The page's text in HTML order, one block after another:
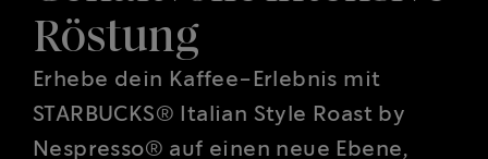
Röstung
Erhebe dein Kaffee-Erlebnis mit
STARBUCKS® Italian Style Roast by
Nespresso® auf einen neue Ebene,